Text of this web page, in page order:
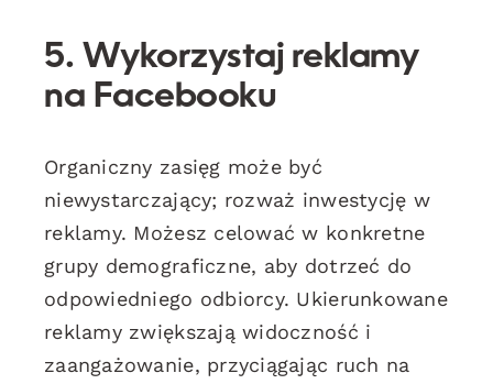
5. Wykorzystaj reklamy
na Facebooku
Organiczny zasięg może być
niewystarczający; rozważ inwestycję w
reklamy. Możesz celować w konkretne
grupy demograficzne, aby dotrzeć do
odpowiedniego odbiorcy. Ukierunkowane
reklamy zwiększają widoczność i
zaangażowanie, przyciągając ruch na